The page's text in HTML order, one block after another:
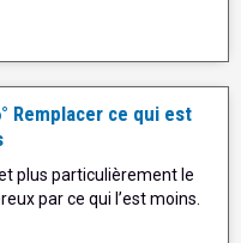
Remplacer ce qui est
plus particulièrement le
par ce qui l’est moins.